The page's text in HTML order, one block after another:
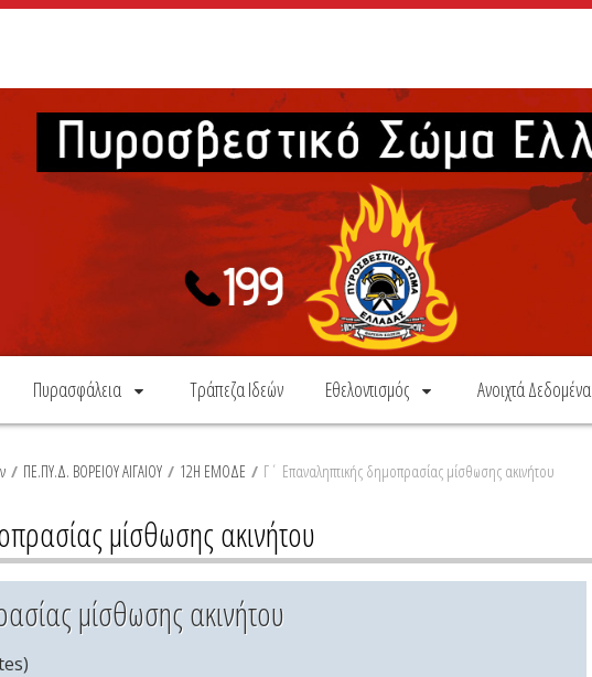
Πυρασφάλεια Τράπεζα Ιδεών Εθελοντισμός Ανοιχτά Δεδομένα
/ ΠΕ.ΠΥ.Δ. ΒΟΡΕΙΟΥ ΑΙΓΑΙΟΥ / 12Η ΕΜΟΔΕ / Γ΄ Επαναληπτικής δημοπρασίας μίσθωσης ακινήτου
μίσθωσης ακινήτου
μίσθωσης ακινήτου